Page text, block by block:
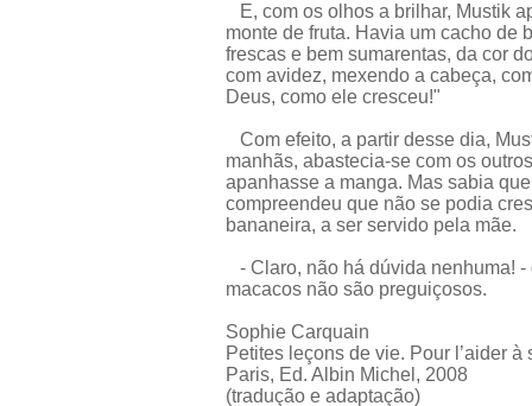
E, com os olhos a brilhar, Mustik
monte de fruta. Havia um cacho de
frescas e bem sumarentas, da cor
com avidez, mexendo a cabeça,
Deus, como ele cresceu!"
Com efeito, a partir desse dia,
manhãs, abastecia-se com os
apanhasse a manga. Mas sabia
compreendeu que não se podia
bananeira, a ser servido pela mãe.
- Claro, não há dúvida nenhuma!
macacos não são preguiçosos.
Sophie Carquain
Petites leçons de vie. Pour l’aider à
Paris, Ed. Albin Michel, 2008
(tradução e adaptação)